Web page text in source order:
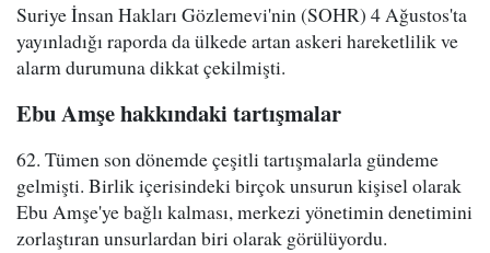
Suriye İnsan Hakları Gözlemevi'nin (SOHR) 4 Ağustos'ta
yayınladığı raporda da ülkede artan askeri hareketlilik ve
alarm durumuna dikkat çekilmişti.
Ebu Amşe hakkındaki tartışmalar
62. Tümen son dönemde çeşitli tartışmalarla gündeme
gelmişti. Birlik içerisindeki birçok unsurun kişisel olarak
Ebu Amşe'ye bağlı kalması, merkezi yönetimin denetimini
zorlaştıran unsurlardan biri olarak görülüyordu.